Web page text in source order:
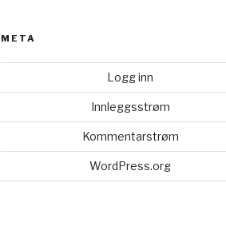
META
Logg inn
Innleggsstrøm
Kommentarstrøm
WordPress.org